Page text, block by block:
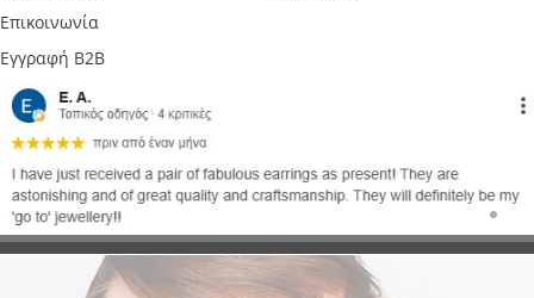
Επικοινωνία
Εγγραφή B2B